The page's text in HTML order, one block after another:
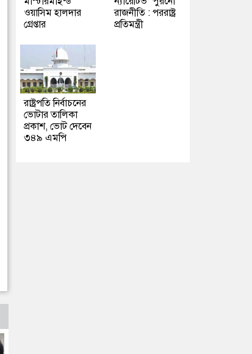
ওয়াসিম হালদার
গ্রেপ্তার
রাজনীতি : পররাষ্ট্র
প্রতিমন্ত্রী
রাষ্ট্রপতি নির্বাচনের
ভোটার তালিকা
প্রকাশ, ভোট দেবেন
৩৪৯ এমপি